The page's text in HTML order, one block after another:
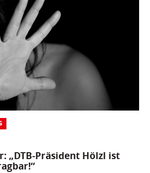
„DTB-Präsident Hölzl ist